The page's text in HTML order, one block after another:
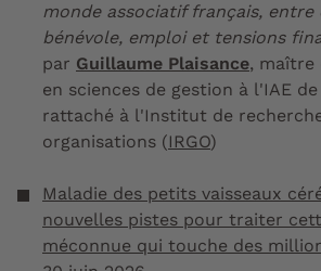
monde associatif français, entre
bénévole, emploi et tensions
par Guillaume Plaisance, maître
en sciences de gestion à l'IAE
rattaché à l'Institut de
organisations (IRGO)
Maladie des petits vaisseaux
nouvelles pistes pour traiter
méconnue qui touche des